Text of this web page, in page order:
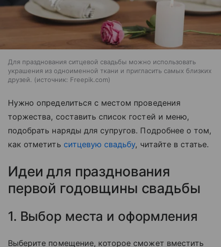
Для празднования ситцевой свадьбы можно использовать
украшения из одноименной ткани и пригласить самых близких
друзей.
источник: Freepik.com
Нужно определиться с местом проведения
торжества, составить список гостей и меню,
подобрать наряды для супругов. Подробнее о том,
как отметить ситцевую свадьбу, читайте в статье.
Идеи для празднования
первой годовщины свадьбы
1. Выбор места и оформления
Выберите помещение, которое сможет вместить